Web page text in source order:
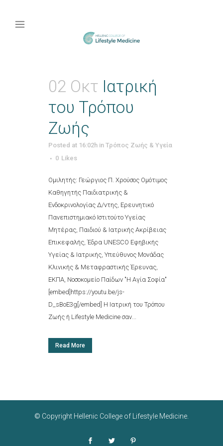
02 Οκτ Ιατρική
του Τρόπου
Ζωής
Posted at 16:02h in Τρόπος Ζωής & Υγεία
0 Likes
Ομιλητής: Γεώργιος Π. Χρούσος Ομότιμος
Καθηγητής Παιδιατρικής &
Ενδοκρινολογίας Δ/ντης, Ερευνητικό
Πανεπιστημιακό Ιστιτούτο Υγείας
Μητέρας, Παιδιού & Ιατρικής Ακρίβειας
Επικεφαλής, Έδρα UNESCO Εφηβικής
Υγείας & Ιατρικής, Υπεύθυνος Μονάδας
Κλινικής & Μεταφραστικής Έρευνας,
ΕΚΠΑ, Νοσοκομείο Παίδων "Η Αγία Σοφία"
[embed]https://youtu.be/js-
D_sBoE3g[/embed] Η Ιατρική του Τρόπου
Ζωής ή Lifestyle Medicine σαν...
Read More
© Copyright Hellenic College of Lifestyle Medicine